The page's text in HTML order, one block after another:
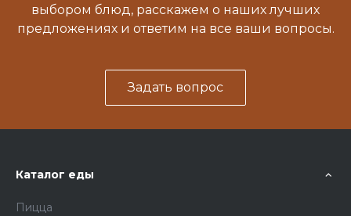
выбором блюд, расскажем о наших лучших
предложениях и ответим на все ваши вопросы.
Задать вопрос
Каталог еды
Пицца